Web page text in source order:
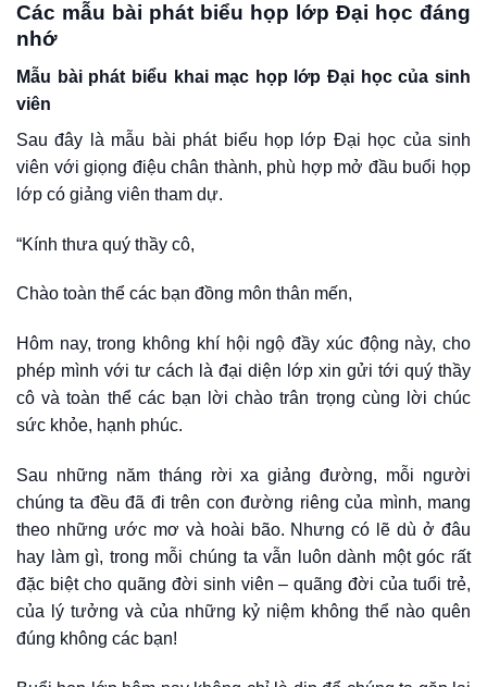
Các mẫu bài phát biểu họp lớp Đại học đáng
nhớ
Mẫu bài phát biểu khai mạc họp lớp Đại học của sinh
viên
Sau đây là mẫu bài phát biểu họp lớp Đại học của sinh
viên với giọng điệu chân thành, phù hợp mở đầu buổi họp
lớp có giảng viên tham dự.
“Kính thưa quý thầy cô,
Chào toàn thể các bạn đồng môn thân mến,
Hôm nay, trong không khí hội ngộ đầy xúc động này, cho
phép mình với tư cách là đại diện lớp xin gửi tới quý thầy
cô và toàn thể các bạn lời chào trân trọng cùng lời chúc
sức khỏe, hạnh phúc.
Sau những năm tháng rời xa giảng đường, mỗi người
chúng ta đều đã đi trên con đường riêng của mình, mang
theo những ước mơ và hoài bão. Nhưng có lẽ dù ở đâu
hay làm gì, trong mỗi chúng ta vẫn luôn dành một góc rất
đặc biệt cho quãng đời sinh viên – quãng đời của tuổi trẻ,
của lý tưởng và của những kỷ niệm không thể nào quên
đúng không các bạn!